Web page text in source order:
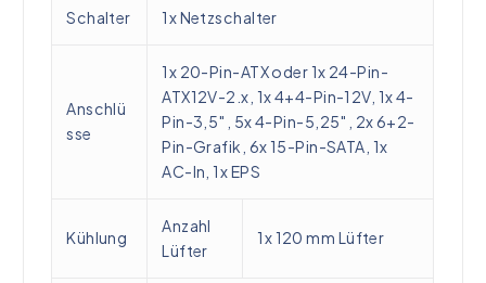
Schalter 1x Netzschalter
Anschlü
sse
1x 20-Pin-ATX oder 1x 24-Pin-
ATX12V-2.x, 1x 4+4-Pin-12V, 1x 4-
Pin-3,5″, 5x 4-Pin-5,25″, 2x 6+2-
Pin-Grafik, 6x 15-Pin-SATA, 1x
AC-In, 1x EPS
Kühlung
Anzahl
Lüfter
1x 120 mm Lüfter